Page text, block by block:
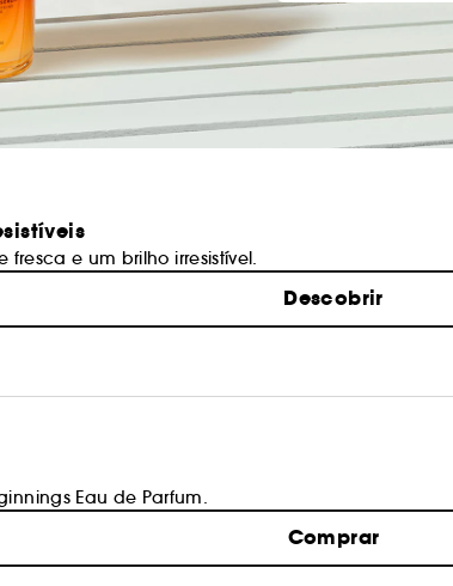
e um brilho irresistível.
Descobrir
Eau de Parfum.
Comprar